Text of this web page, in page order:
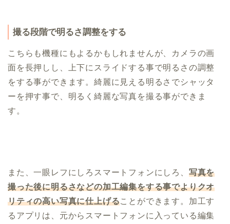
撮る段階で明るさ調整をする
こちらも機種にもよるかもしれませんが、カメラの画
面を長押しし、上下にスライドする事で明るさの調整
をする事ができます。綺麗に見える明るさでシャッタ
ーを押す事で、明るく綺麗な写真を撮る事ができま
す。
また、一眼レフにしろスマートフォンにしろ、 写真を
撮った後に明るさなどの加工編集をする事でよりクオ
リティの高い写真に仕上げることができます。加工す
るアプリは、元からスマートフォンに入っている編集